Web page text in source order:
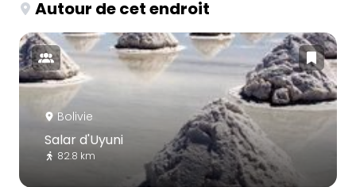
Autour de cet endroit
Bolivie
Salar d'Uyuni
82.8 km